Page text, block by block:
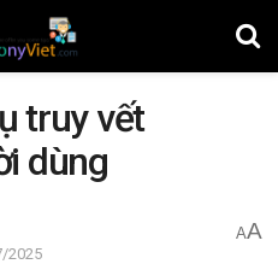
truy vết
dùng
2025
AA